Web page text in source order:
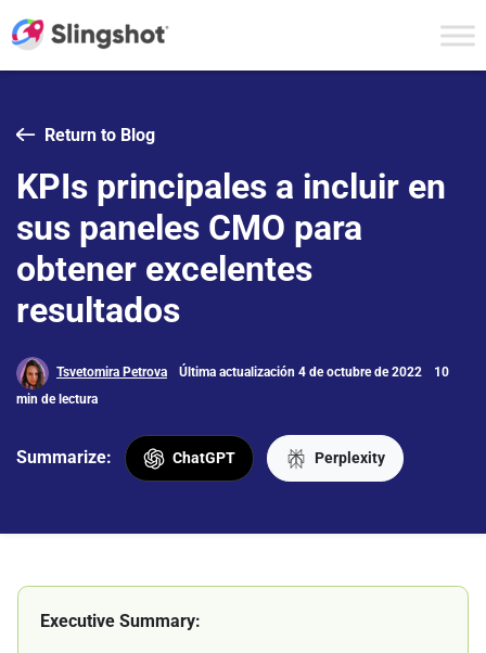
Return to Blog
KPIs principales a incluir en
sus paneles CMO para
obtener excelentes
resultados
Tsvetomira Petrova Última actualización 4 de octubre de 2022
10
min de lectura
Summarize: ChatGPT Perplexity
Executive Summary: